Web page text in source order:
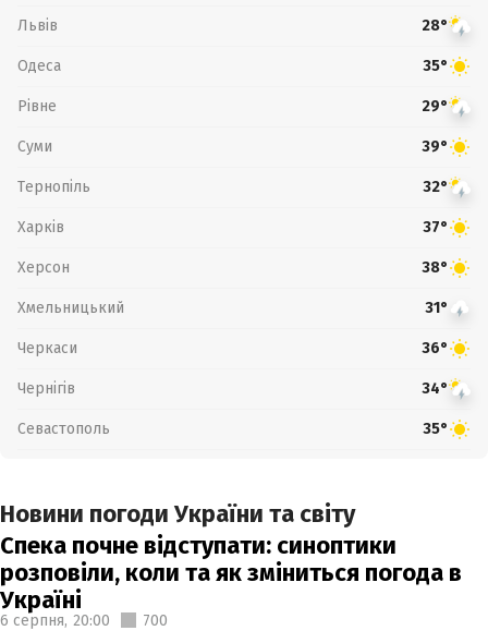
Львів 28°
Одеса 35°
Рівне 29°
Суми 39°
Тернопіль 32°
Харків 37°
Херсон 38°
Хмельницький 31°
Черкаси 36°
Чернігів 34°
Севастополь 35°
Новини погоди України та світу
Спека почне відступати: синоптики
розповіли, коли та як зміниться погода в
Україні
6 серпня, 20:00 700